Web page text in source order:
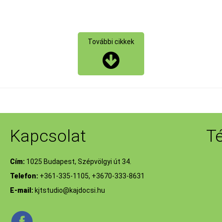
További cikkek
Kapcsolat
Cím: 1025 Budapest, Szépvölgyi út 34.
Telefon: +361-335-1105, +3670-333-8631
E-mail:kjtstudio@kajdocsi.hu